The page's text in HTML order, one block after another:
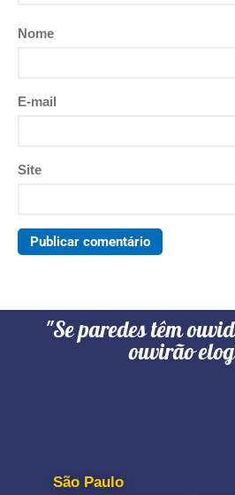
Nome
E-mail
Site
"Se paredes têm
ouvirão
São Paulo